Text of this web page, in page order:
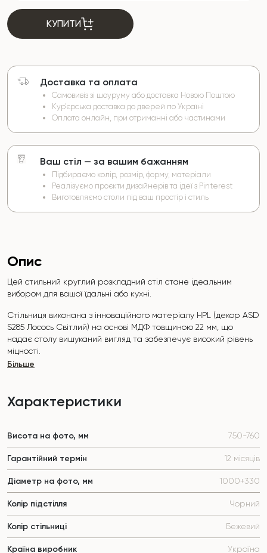
КУПИТИ
Доставка та оплата
Самовивіз зі шоуруму або доставка Новою Поштою
Кур’єрська доставка до дверей по Україні
Оплата онлайн, при отриманні або частинами
Ваш стіл — за вашим бажанням
Підбираємо колір, розмір, форму, матеріали
Реалізуємо проєкти дизайнерів та ідеї з Pinterest
Виготовляємо столи під ваш простір і стиль
Опис
Цей стильний круглий розкладний стіл стане ідеальним
вибором для вашої їдальні або кухні.
Стільниця виконана з інноваційного матеріалу HPL (декор ASD
S285 Лосось Світлий) на основі МДФ товщиною 22 мм, що
надає столу вишуканий вигляд та забезпечує високий рівень
міцності.
— це робить його надзвичайно практичним у повсякденному
використанні.
поліуретановим покриттям, що захищає від пошкоджень.
Стіл розрахований на 4-5 осіб.
Він поєднує стиль, функціональність та довговічність —
Не пропустіть шанс придбати цей вишуканий обідній стіл вже
сьогодні!
Більше
Характеристики
Висота на фото, мм 750-760
Гарантійний термін 12 місяців
Діаметр на фото, мм 1000+330
Колір підстілля Чорний
Колір стільниці Бежевий
Країна виробник Україна